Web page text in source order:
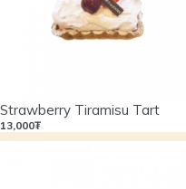
Strawberry Tiramisu Tart
13,000₮